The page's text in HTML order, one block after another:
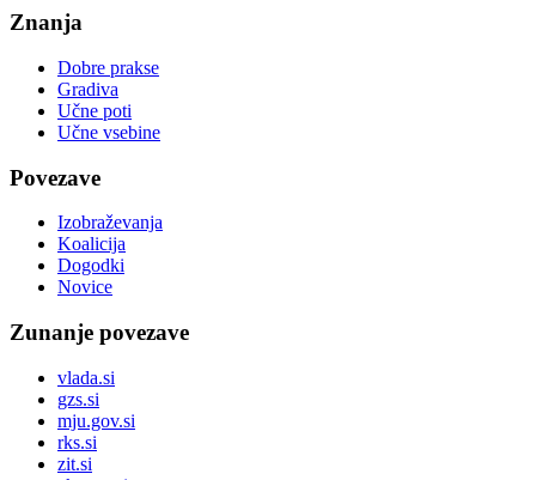
Znanja
Dobre prakse
Gradiva
Učne poti
Učne vsebine
Povezave
Izobraževanja
Koalicija
Dogodki
Novice
Zunanje povezave
vlada.si
gzs.si
mju.gov.si
rks.si
zit.si